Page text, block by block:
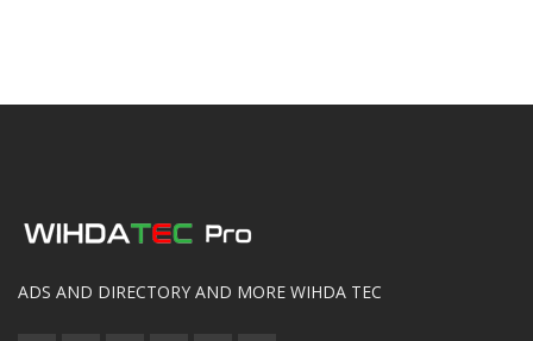
ADS AND DIRECTORY AND MORE WIHDA TEC